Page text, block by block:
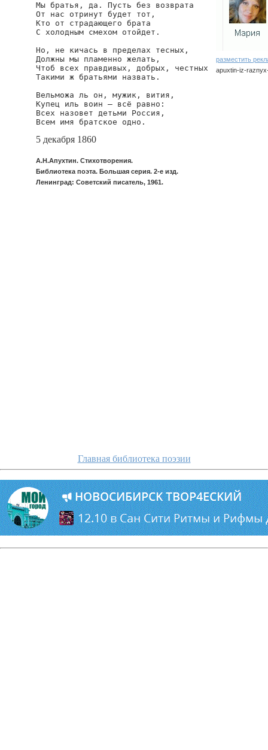
Мы братья, да. Пусть без возврата
От нас отринут будет тот,
Кто от страдающего брата
С холодным смехом отойдет.
Но, не кичась в пределах тесных,
Должны мы пламенно желать,
Чтоб всех правдивых, добрых, честных
Такими ж братьями назвать.
Вельможа ль он, мужик, вития,
Купец иль воин — всё равно:
Всех назовет детьми Россия,
Всем имя братское одно.
5 декабря 1860
А.Н.Апухтин. Стихотворения.
Библиотека поэта. Большая серия. 2-е изд.
Ленинград: Советский писатель, 1961.
разместить
apuxtin-iz-
Главная библиотека поэзии